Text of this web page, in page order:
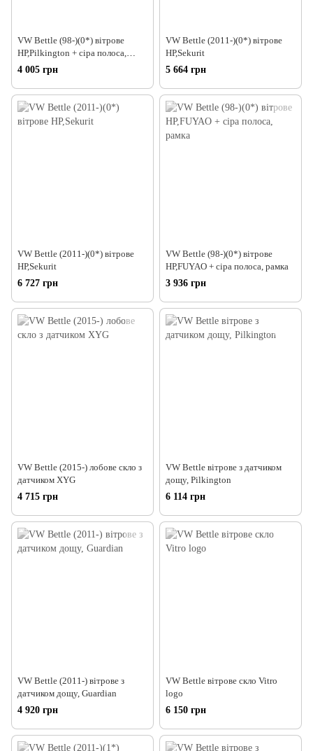
VW Bettle (98-)(0*) вітрове
НР,Pilkington + сіра полоса,
рамка
4 005 грн
VW Bettle (2011-)(0*) вітрове
НР,Sekurit
5 664 грн
VW Bettle (2011-)(0*) вітрове
НР,Sekurit
6 727 грн
VW Bettle (98-)(0*) вітрове
НР,FUYAO + сіра полоса, рамка
3 936 грн
VW Bettle (2015-) лобове скло з
датчиком XYG
4 715 грн
VW Bettle вітрове з датчиком
дощу, Pilkington
6 114 грн
VW Bettle (2011-) вітрове з
датчиком дощу, Guardian
4 920 грн
VW Bettle вітрове скло Vitro
logo
6 150 грн